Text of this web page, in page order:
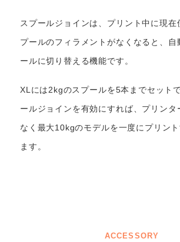
スプールジョインは、プリント中に現在
プールのフィラメントがなくなると、自
ールに切り替える機能です。
XLには2kgのスプールを5本までセット
ールジョインを有効にすれば、プリンタ
なく最大10kgのモデルを一度にプリン
ます。
ACCESSORY